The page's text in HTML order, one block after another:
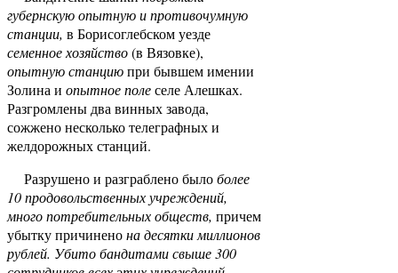
губернскую опытную и противочумную
станции, в Борисоглебском уезде
семенное хозяйство(в Вязовке),
опытную станциюпри бывшем имении
Золина и опытное полеселе Алешках.
Разгромлены два винных завода,
сожжено несколько телеграфных и
желдорожных станций.
Разрушено и разграблено былоболее
10 продовольственных учреждений,
много потребительных обществ, причем
убытку причиненона десятки миллионов
рублей. Убито бандитами свыше 300